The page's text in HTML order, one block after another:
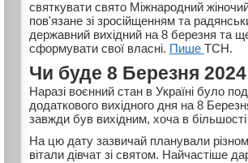
святкувати свято Міжнародний
пов'язане зі зросійщенням та
державний вихідний на 8 березня та
сформувати свої власні. Пише ТСН.
Чи буде 8 Березня
Наразі воєнний стан в Україні було
додаткового вихідного дня на 8
завжди був вихідним, хоча в більшості
На цю дату зазвичай планували
вітали дівчат зі святом. Найчастіше